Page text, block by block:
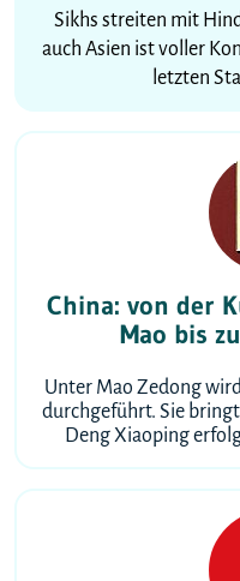
Sikhs streiten mit
auch Asien ist voller
letzten
China: von der
Mao bis
Unter Mao Zedong
durchgeführt. Sie
Deng Xiaoping